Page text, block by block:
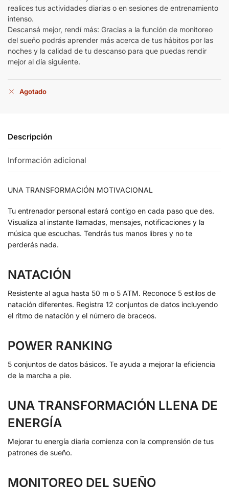
realices tus actividades diarias o en sesiones de entrenamiento
intenso.
Descansá mejor, rendí más: Gracias a la función de monitoreo
del sueño podrás aprender más acerca de tus hábitos por las
noches y la calidad de tu descanso para que puedas rendir
mejor al día siguiente.
Agotado
Descripción
Información adicional
UNA TRANSFORMACIÓN MOTIVACIONAL
Tu entrenador personal estará contigo en cada paso que des.
Visualiza al instante llamadas, mensajes, notificaciones y la
música que escuchas. Tendrás tus manos libres y no te
perderás nada.
NATACIÓN
Resistente al agua hasta 50 m o 5 ATM. Reconoce 5 estilos de
natación diferentes. Registra 12 conjuntos de datos incluyendo
el ritmo de natación y el número de braceos.
POWER RANKING
5 conjuntos de datos básicos. Te ayuda a mejorar la eficiencia
de la marcha a pie.
UNA TRANSFORMACIÓN LLENA DE
ENERGÍA
Mejorar tu energía diaria comienza con la comprensión de tus
patrones de sueño.
MONITOREO DEL SUEÑO